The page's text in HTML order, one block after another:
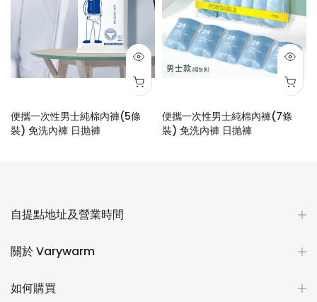
便攜一次性男士純棉內褲(5條
裝) 免洗內褲 日抛褲
便攜一次性男士純棉內褲(7條
裝) 免洗內褲 日抛褲
自提點地址及營業時間
關於 Varywarm
如何購買